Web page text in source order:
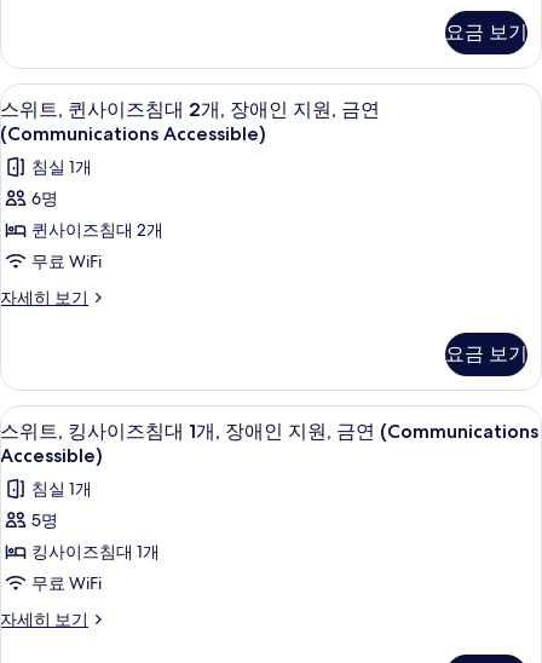
연
(Communications
Accessible)
사
진
모
두
보
기
연
(Communications
Accessible)
자
세
히
보
기
침
대
2
개,
장
애
인
지
원,
연
(Communications
Accessible)
사
진
모
두
보
기
룸,
퀸
사
이
즈
침
대
개,
장
인
연
(Communications
Accessible)
자
세
히
보
기
요금 보기
스
위
트,
퀸
사
이
즈
2
개,
장
애
인
지
원,
금
연
저자극성 침구, 오리/거위털 이불, 책
4
스위트, 퀸사이즈침대 2개, 장애인 지원, 금연
(Communications Accessible)
침실 1개
6명
퀸사이즈침대 2개
무료 WiFi
자세히 보기
스
사
이
즈
침
2
개,
애
인
원,
요금 보기
스
위
트,
킹
사
이
즈
저자극성 침구, 오리/거위털 이불, 책
4
스위트, 킹사이즈침대 1개, 장애인 지원, 금연 (Communications
Accessible)
침실 1개
5명
킹사이즈침대 1개
무료 WiFi
자세히 보기
스